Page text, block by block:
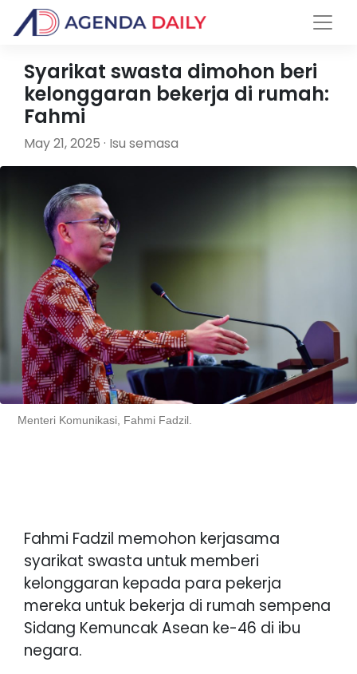
Syarikat swasta dimohon beri
kelonggaran bekerja di rumah:
Fahmi
May 21, 2025 · Isu semasa
Menteri Komunikasi, Fahmi Fadzil.
Fahmi Fadzil memohon kerjasama
syarikat swasta untuk memberi
kelonggaran kepada para pekerja
mereka untuk bekerja di rumah sempena
Sidang Kemuncak Asean ke-46 di ibu
negara.